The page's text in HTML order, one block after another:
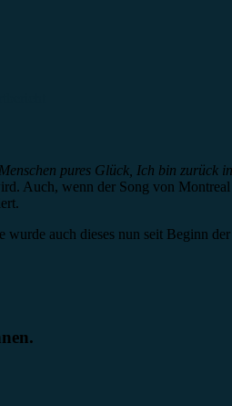
pures Glück, Ich bin zurück
Auch, wenn der Song von
wurde auch dieses nun seit Beginn